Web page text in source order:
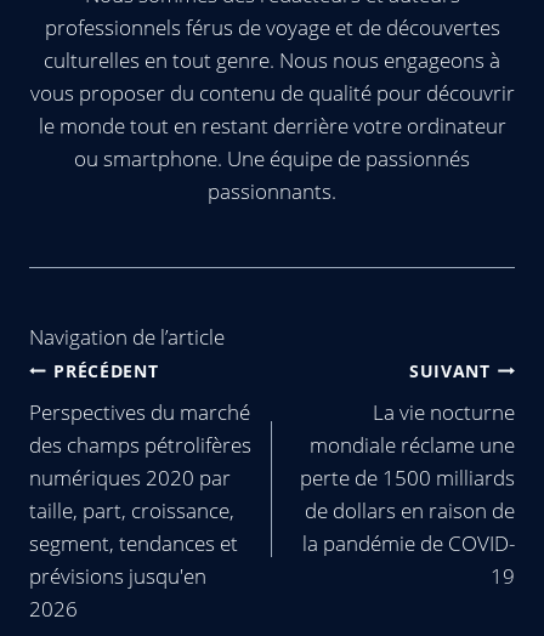
professionnels férus de voyage et de découvertes
culturelles en tout genre. Nous nous engageons à
vous proposer du contenu de qualité pour découvrir
le monde tout en restant derrière votre ordinateur
ou smartphone. Une équipe de passionnés
passionnants.
Navigation de l’article
PRÉCÉDENT
Perspectives du marché
des champs pétrolifères
numériques 2020 par
taille, part, croissance,
segment, tendances et
prévisions jusqu'en
2026
SUIVANT
La vie nocturne
mondiale réclame une
perte de 1500 milliards
de dollars en raison de
la pandémie de COVID-
19